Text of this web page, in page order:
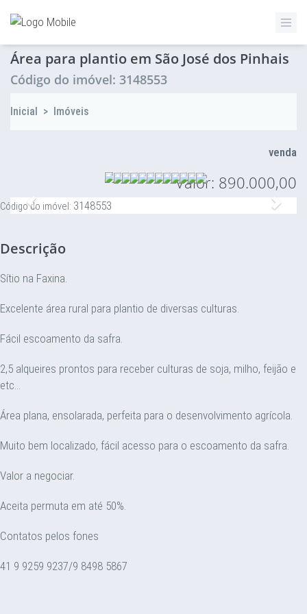
Área para plantio em São José dos Pinhais
Código do imóvel: 3148553
Inicial > Imóveis
venda
Valor: 890.000,00
Anterior
Código do imóvel: 3148553
Descrição
Sítio na Faxina.
Excelente área rural para plantio de diversas culturas.
Fácil escoamento da safra.
2,5 alqueires prontos para receber culturas de soja, milho, feijão e
etc...
Área plana, ensolarada, perfeita para o desenvolvimento agrícola.
Muito bem localizado, fácil acesso para o escoamento da safra.
Valor a negociar.
Aceita permuta em até 50%.
Contatos pelos fones
41 9 9259 9237/9 8498 5867